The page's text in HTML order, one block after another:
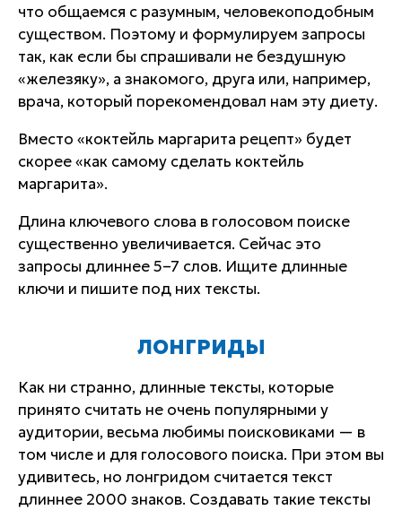
что общаемся с разумным, человекоподобным
существом. Поэтому и формулируем запросы
так, как если бы спрашивали не бездушную
«железяку», а знакомого, друга или, например,
врача, который порекомендовал нам эту диету.
Вместо «коктейль маргарита рецепт» будет
скорее «как самому сделать коктейль
маргарита».
Длина ключевого слова в голосовом поиске
существенно увеличивается. Сейчас это
запросы длиннее 5–7 слов. Ищите длинные
ключи и пишите под них тексты.
ЛОНГРИДЫ
Как ни странно, длинные тексты, которые
принято считать не очень популярными у
аудитории, весьма любимы поисковиками — в
том числе и для голосового поиска. При этом вы
удивитесь, но лонгридом считается текст
длиннее 2000 знаков. Создавать такие тексты